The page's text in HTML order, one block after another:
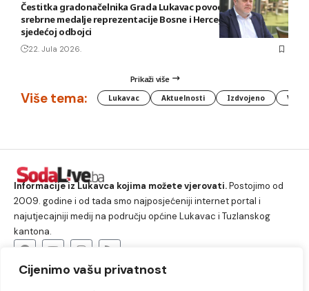
Cijenimo vašu privatnost
Čestitka gradonačelnika Grada Lukavac povodom osvajanja
srebrne medalje reprezentacije Bosne i Hercegovine u
sjedećoj odbojci
22. Jula 2026.
Prikaži više
Više tema: Lukavac Aktuelnosti Izdvojeno
Informacije iz Lukavca kojima možete vjerovati.Postojimo od
2009. godine i od tada smo najposjećeniji internet portal i
najutjecajniji medij na području općine Lukavac i Tuzlanskog
kantona.